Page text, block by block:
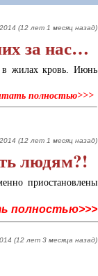
(12 лет 1 месяц назад)
за нас…
в жилах кровь. Июнь
полностью>>>
(12 лет 1 месяц назад)
людям?!
приостановлены
полностью>>>
(12 лет 3 месяца назад)